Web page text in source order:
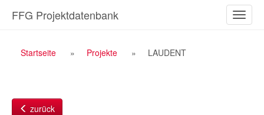
Inhalt
ein-/
FFG Projektdatenbank
Breadcrumb
Startseite Projekte LAUDENT
zurück